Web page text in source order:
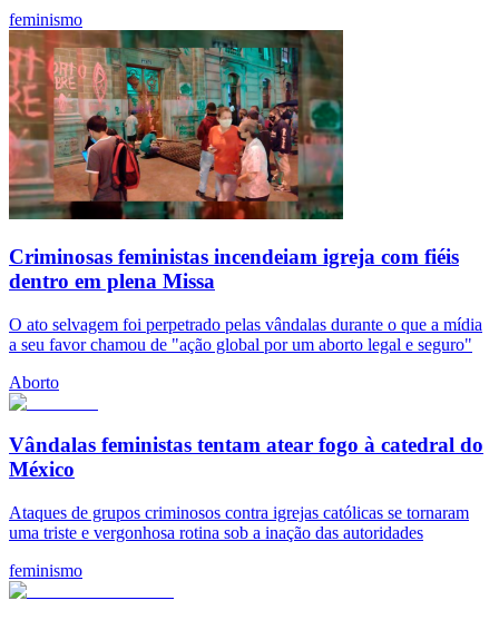
feminismo
Criminosas feministas incendeiam igreja com fiéis
dentro em plena Missa
O ato selvagem foi perpetrado pelas vândalas durante o que a mídia
a seu favor chamou de "ação global por um aborto legal e seguro"
Aborto
Vândalas feministas tentam atear fogo à catedral do
México
Ataques de grupos criminosos contra igrejas católicas se tornaram
uma triste e vergonhosa rotina sob a inação das autoridades
feminismo